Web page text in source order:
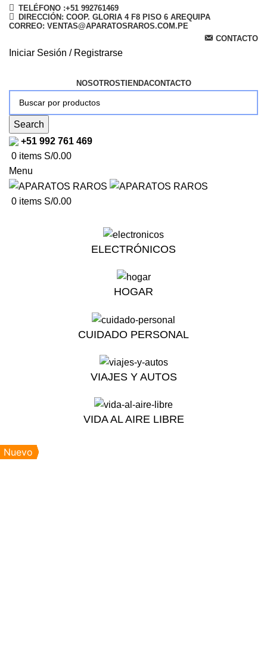
TELÉFONO :+51 992761469
DIRECCIÓN: COOP. GLORIA 4 F8 PISO 6 AREQUIPA
CORREO: VENTAS@APARATOSRAROS.COM.PE
CONTACTO
Iniciar Sesión / Registrarse
NOSOTROSTIENDACONTACTO
Search
+51 992 761 469
0 items S/0.00
Menu
0 items S/0.00
ELECTRÓNICOS
HOGAR
CUIDADO PERSONAL
VIAJES Y AUTOS
VIDA AL AIRE LIBRE
Nuevo
Nuevo
Nuevo
Nuevo
Nuevo
Nuevo
Nuevo
Nuevo
Nuevo
Nuevo
Nuevo